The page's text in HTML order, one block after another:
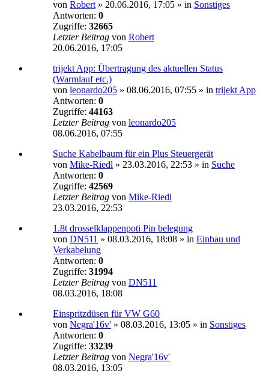
von Robert » 20.06.2016, 17:05 » in Sonstiges
Antworten: 0
Zugriffe: 32665
Letzter Beitrag von Robert
20.06.2016, 17:05
trijekt App: Übertragung des aktuellen Status
(Warmlauf etc.)
von leonardo205 » 08.06.2016, 07:55 » in trijekt App
Antworten: 0
Zugriffe: 44163
Letzter Beitrag von leonardo205
08.06.2016, 07:55
Suche Kabelbaum für ein Plus Steuergerät
von Mike-Riedl » 23.03.2016, 22:53 » in Suche
Antworten: 0
Zugriffe: 42569
Letzter Beitrag von Mike-Riedl
23.03.2016, 22:53
1.8t drosselklappenpoti Pin belegung
von DN511 » 08.03.2016, 18:08 » in Einbau und
Verkabelung
Antworten: 0
Zugriffe: 31994
Letzter Beitrag von DN511
08.03.2016, 18:08
Einspritzdüsen für VW G60
von Negra'16v' » 08.03.2016, 13:05 » in Sonstiges
Antworten: 0
Zugriffe: 33239
Letzter Beitrag von Negra'16v'
08.03.2016, 13:05